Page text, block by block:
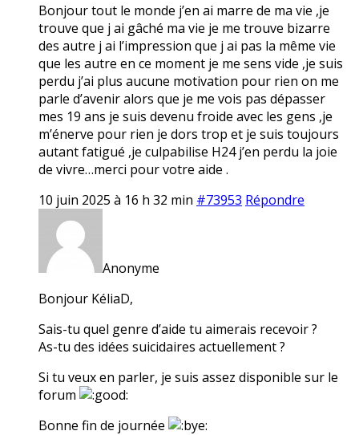
Bonjour tout le monde j’en ai marre de ma vie ,je
trouve que j ai gâché ma vie je me trouve bizarre
des autre j ai l’impression que j ai pas la même vie
que les autre en ce moment je me sens vide ,je suis
perdu j’ai plus aucune motivation pour rien on me
parle d’avenir alors que je me vois pas dépasser
mes 19 ans je suis devenu froide avec les gens ,je
m’énerve pour rien je dors trop et je suis toujours
autant fatigué ,je culpabilise H24 j’en perdu la joie
de vivre…merci pour votre aide .
10 juin 2025 à 16 h 32 min #73953 Répondre
Anonyme
Bonjour KéliaD,
Sais-tu quel genre d’aide tu aimerais recevoir ?
As-tu des idées suicidaires actuellement ?
Si tu veux en parler, je suis assez disponible sur le
forum
Bonne fin de journée